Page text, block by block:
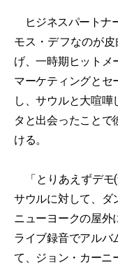
ヒジネスパートナ
モス・デフなのが
げ、一時期ヒットメ
マーケティングとセ
し、サウルと大喧
タと出会ったことで
ける。
「とりあえずデモ
サウルに対して、ダ
ニューヨークの屋外
ライブ録音でアルバ
て、ジョン・カーニ